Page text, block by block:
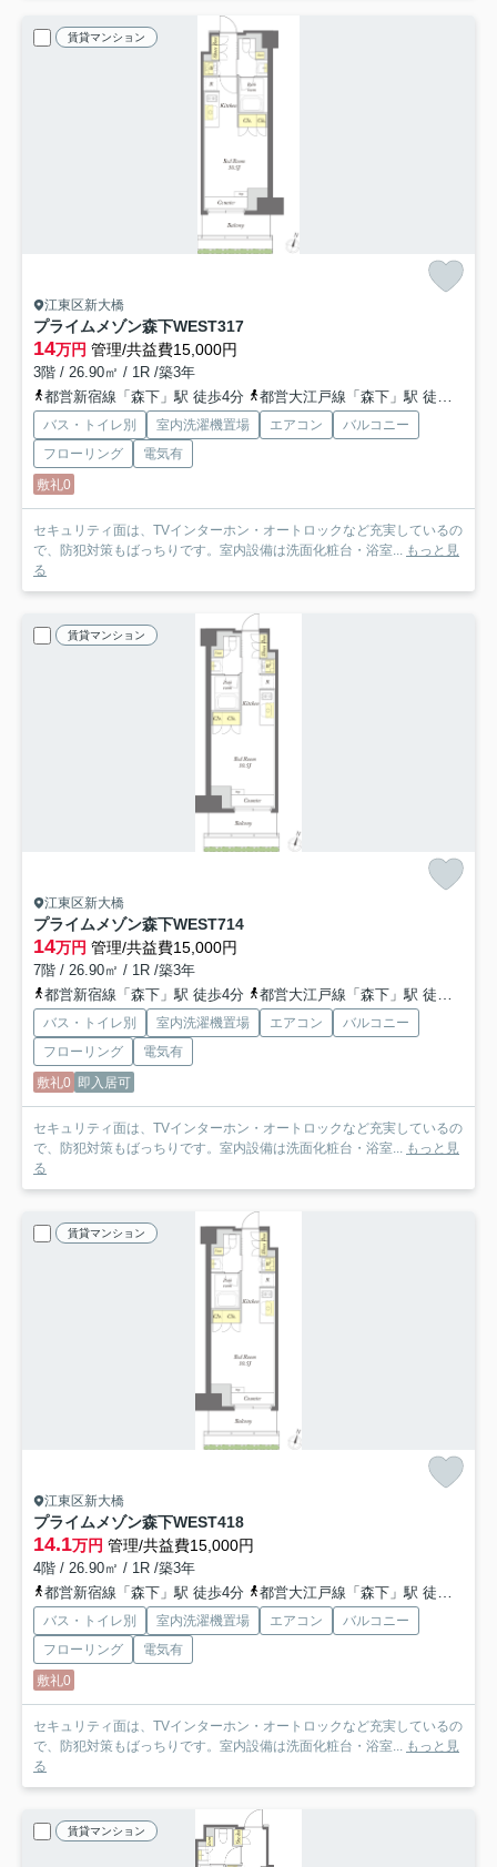
賃貸マンション
江東区新大橋
プライムメゾン森下WEST317
14万円 管理/共益費15,000円
3階 / 26.90㎡ / 1R /築3年
都営新宿線「森下」駅 徒歩4分
都営大江戸線「森下」駅 徒歩4分
バス・トイレ別 室内洗濯機置場 エアコン
バルコニー
フローリング
電気有
敷礼0
セキュリティ面は、TVインターホン・オートロックなど充実しているの
で、防犯対策もばっちりです。室内設備は洗面化粧台・浴室... もっと見
る
賃貸マンション
江東区新大橋
プライムメゾン森下WEST714
14万円 管理/共益費15,000円
7階 / 26.90㎡ / 1R /築3年
都営新宿線「森下」駅 徒歩4分
都営大江戸線「森下」駅 徒歩4分
バス・トイレ別 室内洗濯機置場 エアコン
バルコニー
フローリング
電気有
敷礼0 即入居可
セキュリティ面は、TVインターホン・オートロックなど充実しているの
で、防犯対策もばっちりです。室内設備は洗面化粧台・浴室... もっと見
る
賃貸マンション
江東区新大橋
プライムメゾン森下WEST418
14.1万円 管理/共益費15,000円
4階 / 26.90㎡ / 1R /築3年
都営新宿線「森下」駅 徒歩4分
都営大江戸線「森下」駅 徒歩4分
バス・トイレ別 室内洗濯機置場 エアコン
バルコニー
フローリング
電気有
敷礼0
セキュリティ面は、TVインターホン・オートロックなど充実しているの
で、防犯対策もばっちりです。室内設備は洗面化粧台・浴室... もっと見
る
賃貸マンション